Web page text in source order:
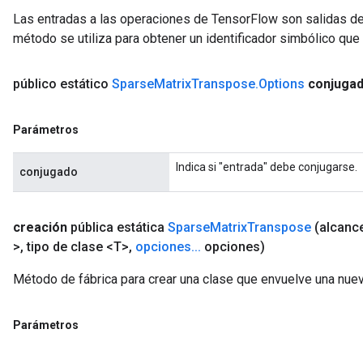
Las entradas a las operaciones de TensorFlow son salidas
método se utiliza para obtener un identificador simbólico
público estático SparseMatrixTranspose.Options
Parámetros
conjugado Indica si "entrada" debe conjugarse.
creación pública estática SparseMatrixTranspose
>, tipo de clase <T>, opciones... opciones)
Método de fábrica para crear una clase que envuelve una
Parámetros